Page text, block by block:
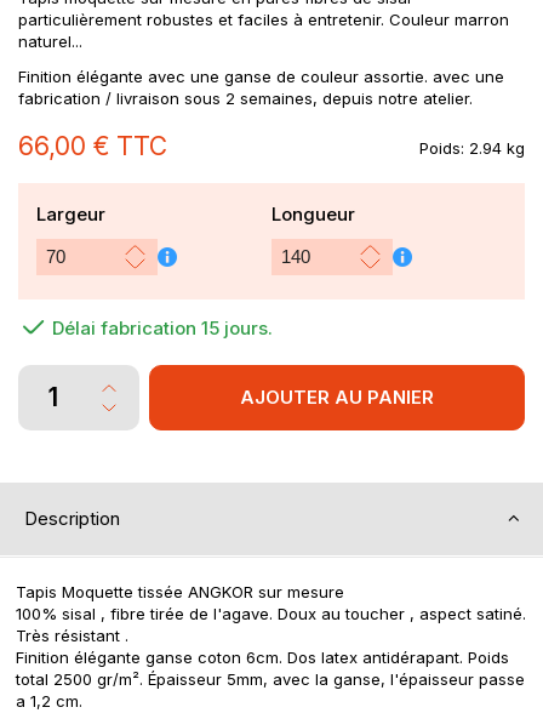
particulièrement robustes et faciles à entretenir. Couleur marron
naturel...
Finition élégante avec une ganse de couleur assortie. avec une
fabrication / livraison sous 2 semaines, depuis notre atelier.
66,00 € TTC Poids: 2.94 kg
Largeur Longueur
Délai fabrication 15 jours.
AJOUTER AU PANIER
Description
Tapis Moquette tissée ANGKOR sur mesure
100% sisal , fibre tirée de l'agave. Doux au toucher , aspect satiné.
Très résistant .
Finition élégante ganse coton 6cm. Dos latex antidérapant. Poids
total 2500 gr/m². Épaisseur 5mm, avec la ganse, l'épaisseur passe
a 1,2 cm.